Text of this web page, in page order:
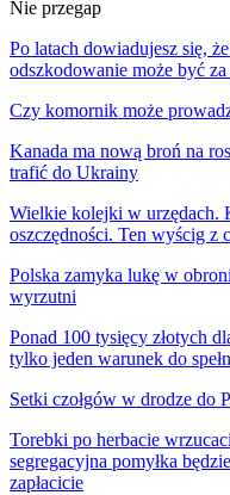
Nie przegap
Po latach dowiadujesz się,
odszkodowanie może być
Czy komornik może
Kanada ma nową broń na
trafić do Ukrainy
Wielkie kolejki w urzędach.
oszczędności. Ten wyścig z
Polska zamyka lukę w
wyrzutni
Ponad 100 tysięcy złotych
tylko jeden warunek do
Setki czołgów w drodze do
Torebki po herbacie
segregacyjna pomyłka
zapłacicie